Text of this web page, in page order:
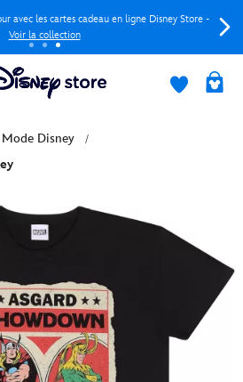
avec les cartes cadeau en ligne Disney Store -
Voir la collection
Disney